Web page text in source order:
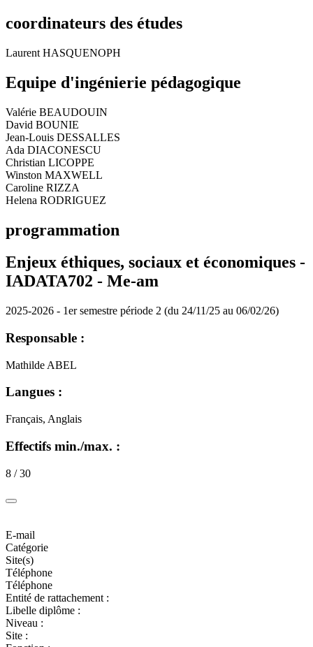
coordinateurs des études
Laurent HASQUENOPH
Equipe d'ingénierie pédagogique
Valérie BEAUDOUIN
David BOUNIE
Jean-Louis DESSALLES
Ada DIACONESCU
Christian LICOPPE
Winston MAXWELL
Caroline RIZZA
Helena RODRIGUEZ
programmation
Enjeux éthiques, sociaux et économiques -
IADATA702 - Me-am
2025-2026 - 1er semestre période 2 (du 24/11/25 au 06/02/26)
Responsable :
Mathilde ABEL
Langues :
Français, Anglais
Effectifs min./max. :
8 / 30
E-mail
Catégorie
Site(s)
Téléphone
Téléphone
Entité de rattachement :
Libelle diplôme :
Niveau :
Site :